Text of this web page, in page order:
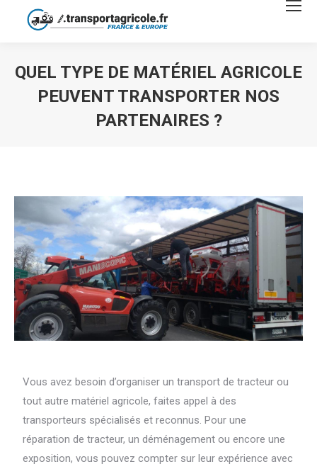
QUEL TYPE DE MATÉRIEL AGRICOLE
PEUVENT TRANSPORTER NOS
PARTENAIRES ?
Vous avez besoin d’organiser un transport de tracteur ou
tout autre matériel agricole, faites appel à des
transporteurs spécialisés et reconnus. Pour une
réparation de tracteur, un déménagement ou encore une
exposition, vous pouvez compter sur leur expérience avec